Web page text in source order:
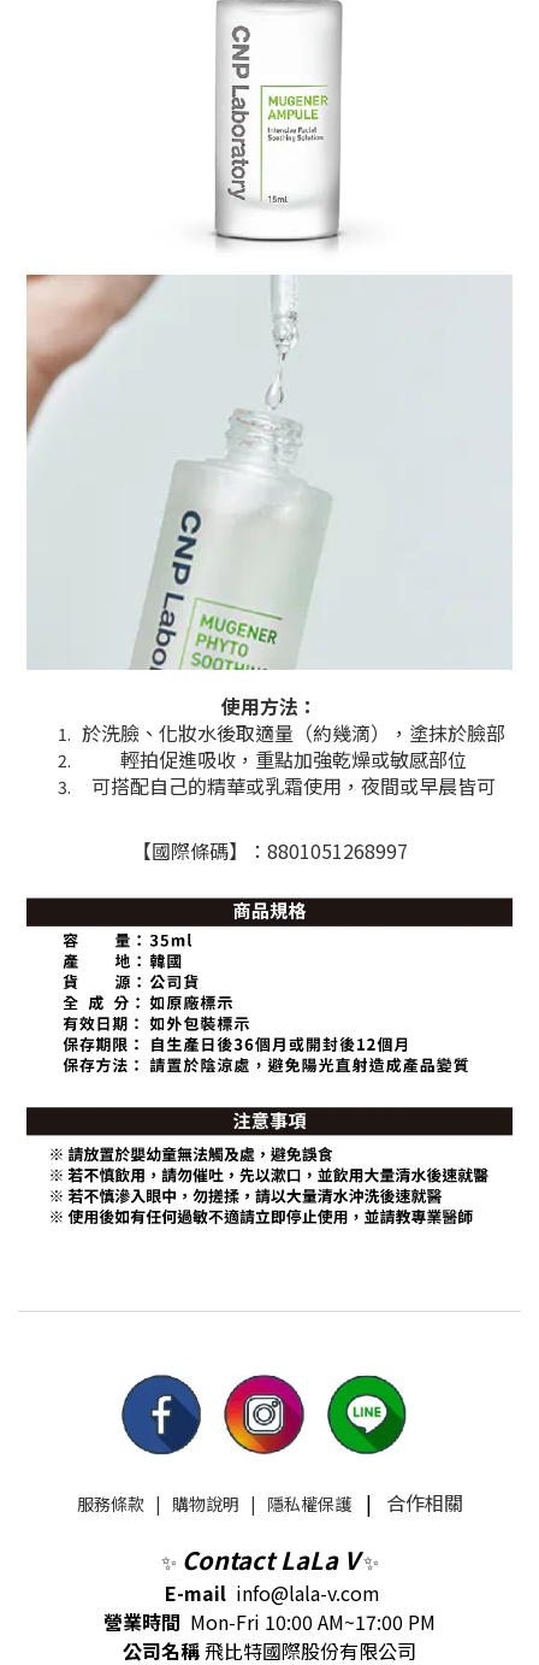
使用方法：
於洗臉、化妝水後取適量（約幾滴），塗抹於臉部
輕拍促進吸收，重點加強乾燥或敏感部位
可搭配自己的精華或乳霜使用，夜間或早晨皆可
【國際條碼】：8801051268997
服務條款| 購物說明 | 隱私權保護| 合作相關
✨ Contact LaLa V✨
E-mail info@lala-v.com
營業時間 Mon-Fri 10:00 AM~17:00 PM
公司名稱飛比特國際股份有限公司